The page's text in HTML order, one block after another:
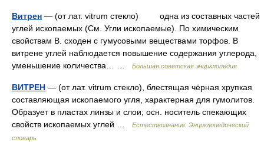
Витрен — (от лат. vitrum стекло) одна из составных частей
углей ископаемых (См. Угли ископаемые). По химическим
свойствам В. сходен с гумусовыми веществами торфов. В
витрене углей наблюдается повышение содержания углерода,
уменьшение количества… …
Большая советская энциклопедия
ВИТРЕН — (от лат. vitrum стекло), блестящая чёрная хрупкая
составляющая ископаемого угля, характерная для гумолитов.
Образует в пластах линзы и слои; осн. носитель спекающих
свойств ископаемых углей …
Естествознание. Энциклопедический
словарь